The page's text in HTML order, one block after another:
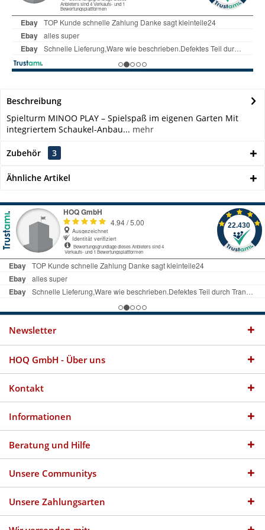
Beschreibung
Spielturm MINOO PLAY – Spielspaß im eigenen Garten Mit
integriertem Schaukel-Anbau... mehr
Zubehör 3
Ähnliche Artikel
Newsletter
HOQ GmbH - Über uns
Kontakt
Informationen
Beratung und Hilfe
Unsere Communitys
Unsere Zahlungsarten